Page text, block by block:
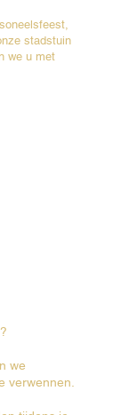
we
verwennen.
stadstuin
we u met